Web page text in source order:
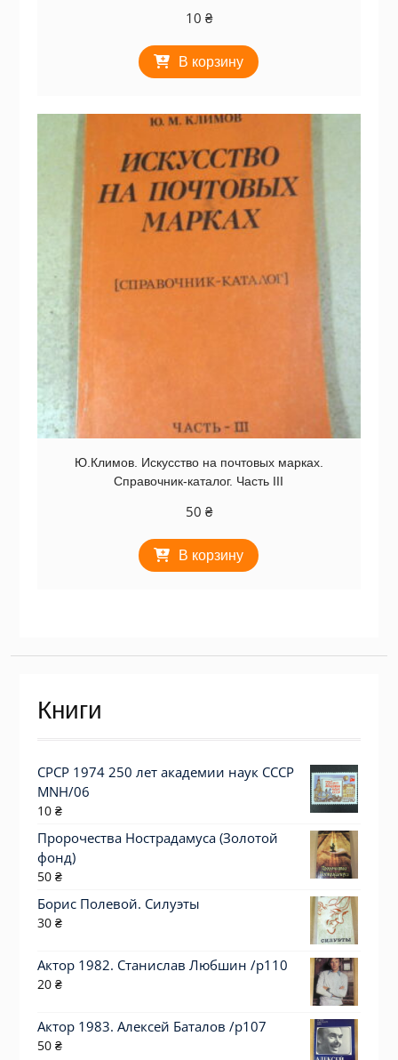
10 ₴
В корзину
Ю.Климов. Искусство на почтовых марках.
Справочник-каталог. Часть III
50 ₴
В корзину
Книги
СРСР 1974 250 лет академии наук СССР
MNH/06
10 ₴
Пророчества Нострадамуса (Золотой
фонд)
50 ₴
Борис Полевой. Силуэты
30 ₴
Актор 1982. Станислав Любшин /p110
20 ₴
Актор 1983. Алексей Баталов /p107
50 ₴